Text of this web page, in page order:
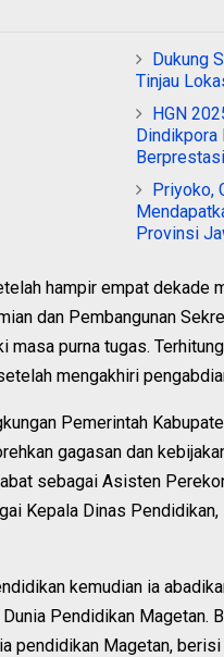
Dukung
Tinjau
HGN
Dindikpora
Berprestasi
Priyoko,
Provinsi
hampir empat dekade
dan Pembangunan
masa purna tugas.
mengakhiri
Pemerintah
gagasan dan
sebagai Asisten
Kepala Dinas Pendidikan,
kemudian ia
Pendidikan Magetan.
pendidikan Magetan,